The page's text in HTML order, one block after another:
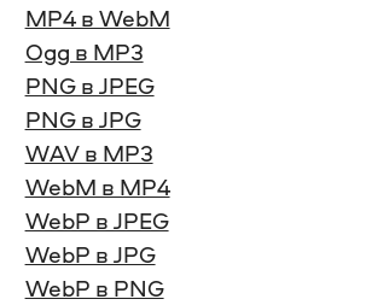
MP4 в WebM
Ogg в MP3
PNG в JPEG
PNG в JPG
WAV в MP3
WebM в MP4
WebP в JPEG
WebP в JPG
WebP в PNG